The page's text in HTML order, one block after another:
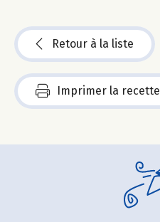
Retour à la liste
Imprimer la recette